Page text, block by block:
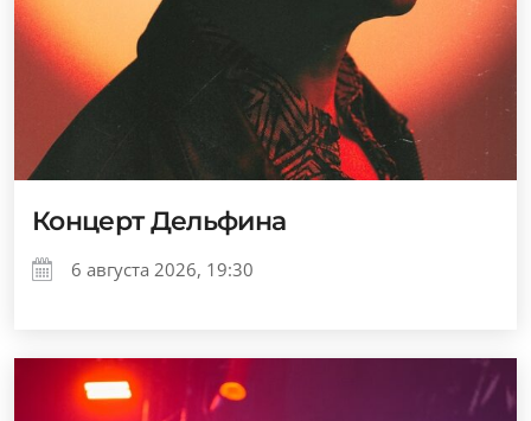
Концерт Дельфина
6 августа 2026, 19:30